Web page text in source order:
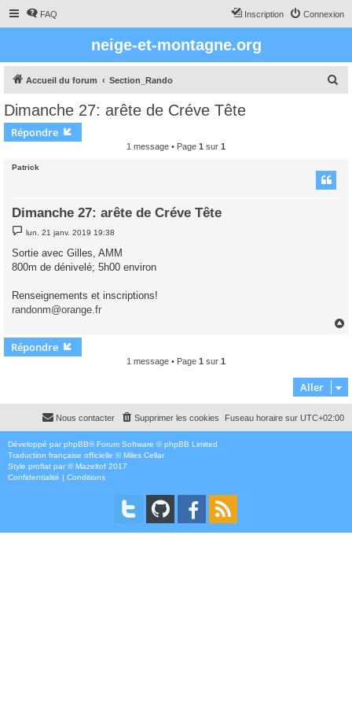
FAQ Connexion
Inscription
neige-et-montagne.org
Accueil du forum Section_Rando
Dimanche 27: arête de Créve Tête
Répondre
1 message • Page 1 sur 1
Patrick
Dimanche 27: arête de Créve Tête
M
e
s
a
lun. 21 janv. 2019 19:38
Sortie avec Gilles, AMM
800m de dénivelé; 5h00 environ
Renseignements et inscriptions!
randonm@orange.fr
Répondre
1 message • Page 1 sur 1
Aller
Fuseau horaire sur UTC+02:00
Supprimer les cookies
Nous contacter
Développé par phpBB® Forum Software © phpBB Limited
Traduction française officielle ©Miles Cellar
Style proflat par ©Mazeltof 2017
Confidentialité | Conditions